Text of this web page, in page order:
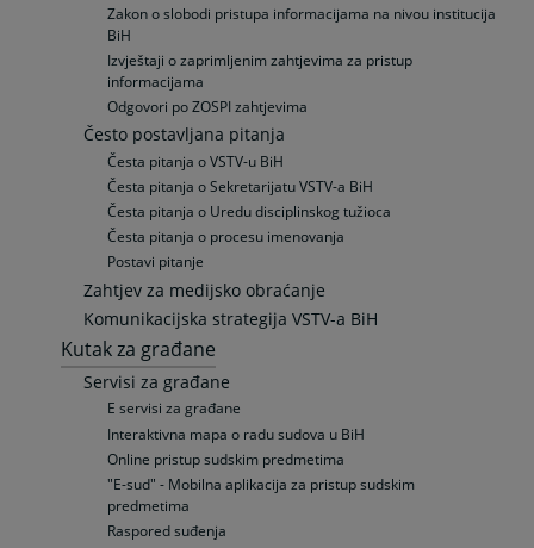
Zakon o slobodi pristupa informacijama na nivou institucija
BiH
Izvještaji o zaprimljenim zahtjevima za pristup
informacijama
Odgovori po ZOSPI zahtjevima
Često postavljana pitanja
Česta pitanja o VSTV-u BiH
Česta pitanja o Sekretarijatu VSTV-a BiH
Česta pitanja o Uredu disciplinskog tužioca
Česta pitanja o procesu imenovanja
Postavi pitanje
Zahtjev za medijsko obraćanje
Komunikacijska strategija VSTV-a BiH
Kutak za građane
Servisi za građane
E servisi za građane
Interaktivna mapa o radu sudova u BiH
Online pristup sudskim predmetima
"E-sud" - Mobilna aplikacija za pristup sudskim
predmetima
Raspored suđenja